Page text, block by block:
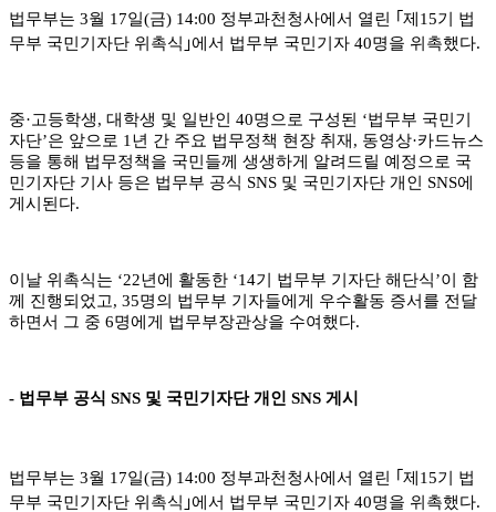
법무부는 3월 17일(금) 14:00 정부과천청사에서 열린 ｢제15기 법
무부 국민기자단 위촉식 ｣에서 법무부 국민기자 40명을 위촉했다.
중·고등학생, 대학생 및 일반인 40명으로 구성된 ‘법무부 국민기
자단’은 앞으로 1 년 간 주요 법무정책 현장 취재, 동영상·카드뉴스
등을 통해 법무정책을 국민들께 생생하게 알려드릴 예정으로 국
민기자단 기사 등은 법무부 공식 SNS 및 국민기자단 개인 SNS에
게시된다.
이날 위촉식는 ‘22년에 활동한 ‘14기 법무부 기자단 해단식’이 함
께 진행되었고, 35명의 법무부 기자들에게 우수활동 증서를 전달
하면서 그 중 6명에게 법무부장관상을 수여했다.
- 법무부 공식 SNS 및 국민기자단 개인 SNS 게시
법무부는 3월 17일(금) 14:00 정부과천청사에서 열린 ｢제15기 법
무부 국민기자단 위촉식 ｣에서 법무부 국민기자 40명을 위촉했다.